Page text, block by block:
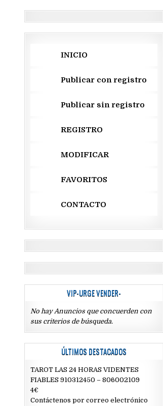
INICIO
Publicar con registro
Publicar sin registro
REGISTRO
MODIFICAR
FAVORITOS
CONTACTO
VIP-URGE VENDER-
No hay Anuncios que concuerden con
sus criterios de búsqueda.
ÚLTIMOS DESTACADOS
TAROT LAS 24 HORAS VIDENTES
FIABLES 910312450 – 806002109
4€
Contáctenos por correo electrónico